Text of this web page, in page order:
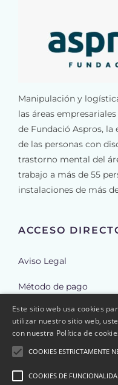
Manipulación y
las áreas
de Fundació Aspros,
de las personas con
trastorno mental del
trabajo a más de 55
instalaciones de más
ACCESO
Aviso Legal
Método de pago
Envíos
Reembolso y
Este sitio web usa cookies
utilizar nuestro sitio web,
con nuestra Política de
COOKIES ESTRICTAMENTE
COOKIES DE